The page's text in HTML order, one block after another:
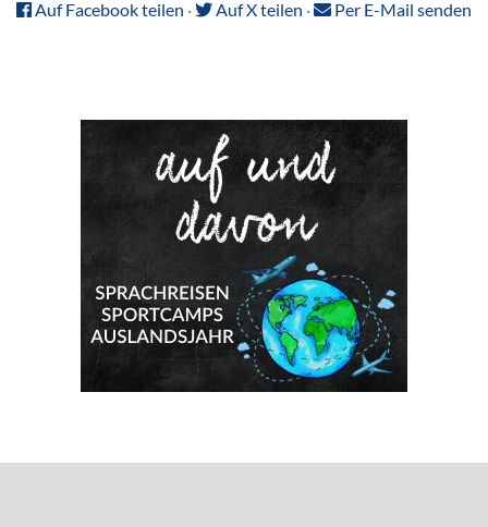
Auf Facebook teilen · Auf X teilen · Per E-Mail senden